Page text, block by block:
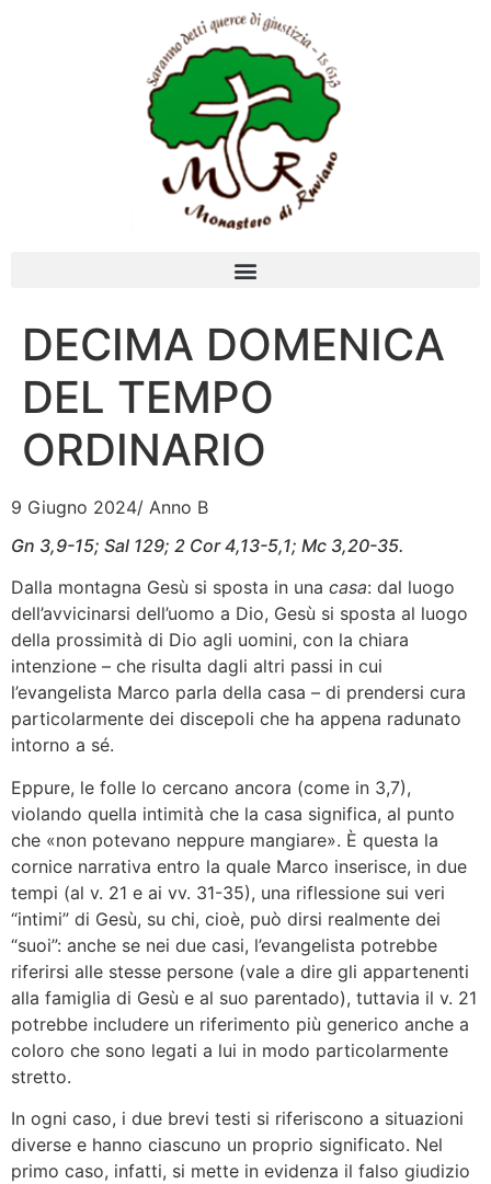
DECIMA DOMENICA
DEL TEMPO
ORDINARIO
9 Giugno 2024/ Anno B
Gn 3,9-15; Sal 129; 2 Cor 4,13-5,1; Mc 3,20-35.
Dalla montagna Gesù si sposta in una casa: dal luogo
dell’avvicinarsi dell’uomo a Dio, Gesù si sposta al luogo
della prossimità di Dio agli uomini, con la chiara
intenzione – che risulta dagli altri passi in cui
l’evangelista Marco parla della casa – di prendersi cura
particolarmente dei discepoli che ha appena radunato
intorno a sé.
Eppure, le folle lo cercano ancora (come in 3,7),
violando quella intimità che la casa significa, al punto
che «non potevano neppure mangiare». È questa la
cornice narrativa entro la quale Marco inserisce, in due
tempi (al v. 21 e ai vv. 31-35), una riflessione sui veri
“intimi” di Gesù, su chi, cioè, può dirsi realmente dei
“suoi”: anche se nei due casi, l’evangelista potrebbe
riferirsi alle stesse persone (vale a dire gli appartenenti
alla famiglia di Gesù e al suo parentado), tuttavia il v. 21
potrebbe includere un riferimento più generico anche a
coloro che sono legati a lui in modo particolarmente
stretto.
In ogni caso, i due brevi testi si riferiscono a situazioni
diverse e hanno ciascuno un proprio significato. Nel
primo caso, infatti, si mette in evidenza il falso giudizio